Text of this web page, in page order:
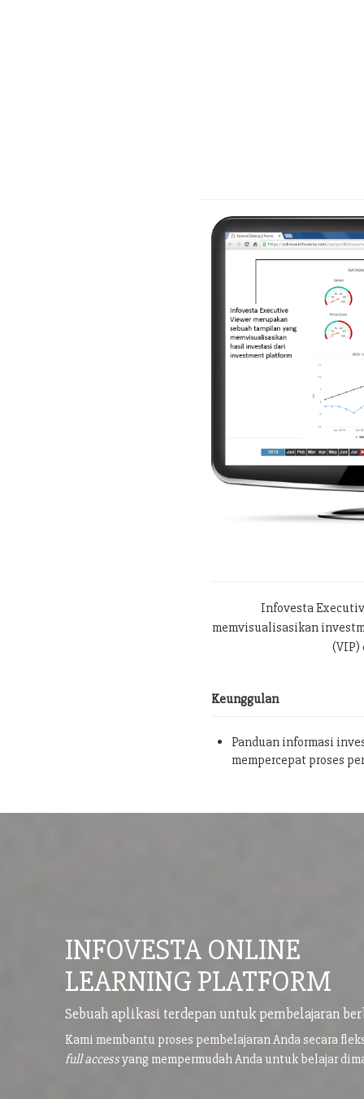
Infovesta
memvisualisasikan
(VIP)
Keunggulan
Panduan informasi
mempercepat proses
INFOVESTA ONLINE
LEARNING PLATFORM
Sebuah aplikasi terdepan untuk pembelajaran
Kami membantu proses pembelajaran Anda secara
full accessyang mempermudah Anda untuk belajar